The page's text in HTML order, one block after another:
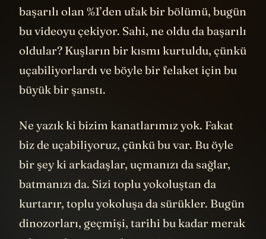
başarılı olan %1’den ufak bir bölümü, bugün
bu videoyu çekiyor. Sahi, ne oldu da başarılı
oldular? Kuşların bir kısmı kurtuldu, çünkü
uçabiliyorlardı ve böyle bir felaket için bu
büyük bir şanstı.
Ne yazık ki bizim kanatlarımız yok. Fakat
biz de uçabiliyoruz, çünkü bu var. Bu öyle
bir şey ki arkadaşlar, uçmanızı da sağlar,
batmanızı da. Sizi toplu yokoluştan da
kurtarır, toplu yokoluşa da sürükler. Bugün
dinozorları, geçmişi, tarihi bu kadar merak